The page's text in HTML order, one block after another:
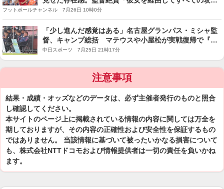
が成り立っている」
フットボールチャンネル 7月26日 10時0分
「少し進んだ感覚はある」名古屋グランパス・ミシャ監
督、キャンプ総括 マテウスや小屋松が実戦復帰で『中
央』でのコンビネーションを評価
中日スポーツ 7月25日 21時17分
注意事項
結果・成績・オッズなどのデータは、必ず主催者発行のものと照合
し確認してください。
本サイトのページ上に掲載されている情報の内容に関しては万全を
期しておりますが、その内容の正確性および安全性を保証するもの
ではありません。 当該情報に基づいて被ったいかなる損害について
も、株式会社NTTドコモおよび情報提供者は一切の責任を負いかね
ます。